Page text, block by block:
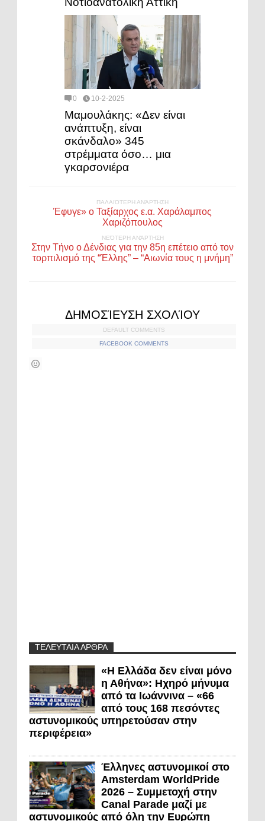
0 10-2-2025
Μαμουλάκης: «Δεν είναι
ανάπτυξη, είναι
σκάνδαλο» 345
στρέμματα όσο… μια
γκαρσονιέρα
ΠΑΛΑΙΌΤΕΡΗ ΑΝΆΡΤΗΣΗ
Έφυγε» ο Ταξίαρχος ε.α. Χαράλαμπος
Χαριζόπουλος
ΝΕΌΤΕΡΗ ΑΝΆΡΤΗΣΗ
Στην Τήνο ο Δένδιας για την 85η επέτειο από τον
τορπιλισμό της “Έλλης” – “Αιωνία τους η μνήμη”
ΔΗΜΟΣΊΕΥΣΗ ΣΧΟΛΊΟΥ
DEFAULT COMMENTS
FACEBOOK COMMENTS
ΤΕΛΕΥΤΑΙΑ ΑΡΘΡΑ
«Η Ελλάδα δεν είναι μόνο
η Αθήνα»: Ηχηρό μήνυμα
από τα Ιωάννινα – «66
από τους 168 πεσόντες
αστυνομικούς υπηρετούσαν στην
περιφέρεια»
Έλληνες αστυνομικοί στο
Amsterdam WorldPride
2026 – Συμμετοχή στην
Canal Parade μαζί με
αστυνομικούς από όλη την Ευρώπη